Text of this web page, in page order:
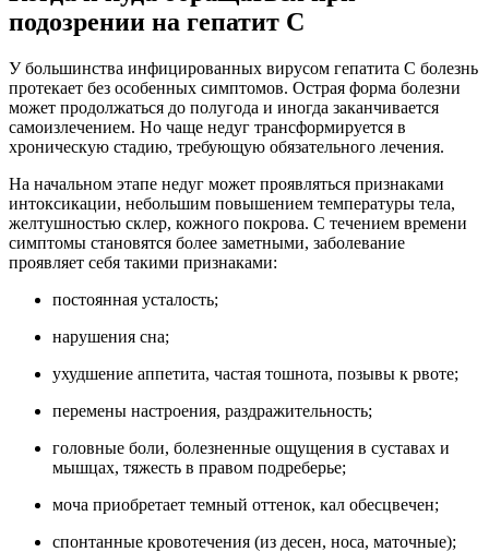
подозрении на гепатит С
У большинства инфицированных вирусом гепатита С болезнь
протекает без особенных симптомов. Острая форма болезни
может продолжаться до полугода и иногда заканчивается
самоизлечением. Но чаще недуг трансформируется в
хроническую стадию, требующую обязательного лечения.
На начальном этапе недуг может проявляться признаками
интоксикации, небольшим повышением температуры тела,
желтушностью склер, кожного покрова. С течением времени
симптомы становятся более заметными, заболевание
проявляет себя такими признаками:
постоянная усталость;
нарушения сна;
ухудшение аппетита, частая тошнота, позывы к рвоте;
перемены настроения, раздражительность;
головные боли, болезненные ощущения в суставах и
мышцах, тяжесть в правом подреберье;
моча приобретает темный оттенок, кал обесцвечен;
спонтанные кровотечения (из десен, носа, маточные);